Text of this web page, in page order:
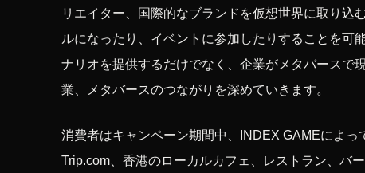
リエイター、国際的なブランドを仮想世界に取り込
ルになったり、イベントに参加したりすることを可
ナリオを提供するだけでなく、企業がメタバースで
業、メタバースのつながりを深めていきます。
消費者はキャンペーン期間中、INDEX GAMEによ
Trip.com、香港のローカルカフェ、レストラン、バ